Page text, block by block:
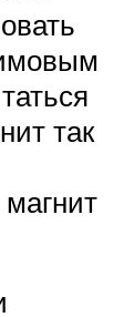
так